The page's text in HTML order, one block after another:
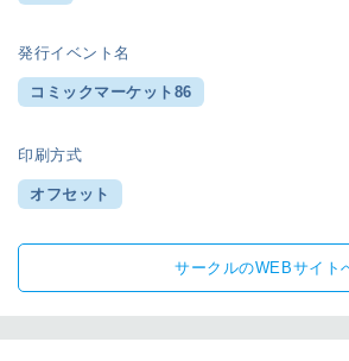
発行イベント名
コミックマーケット86
印刷方式
オフセット
サークルのWEBサイト